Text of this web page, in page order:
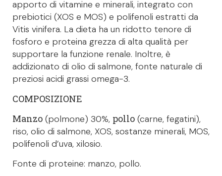
apporto di vitamine e minerali, integrato con
prebiotici (XOS e MOS) e polifenoli estratti da
Vitis vinifera. La dieta ha un ridotto tenore di
fosforo e proteina grezza di alta qualità per
supportare la funzione renale. Inoltre, è
addizionato di olio di salmone, fonte naturale di
preziosi acidi grassi omega-3.
COMPOSIZIONE
Manzo (polmone) 30%, pollo (carne, fegatini),
riso, olio di salmone, XOS, sostanze minerali, MOS,
polifenoli d’uva, xilosio.
Fonte di proteine: manzo, pollo.